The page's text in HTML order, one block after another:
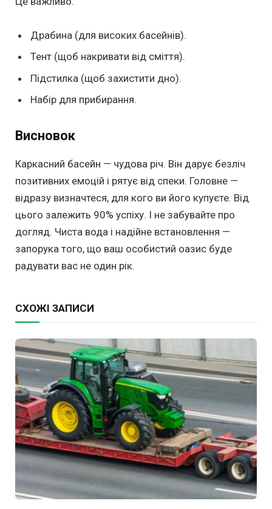
Драбина (для високих басейнів).
Тент (щоб накривати від сміття).
Підстилка (щоб захистити дно).
Набір для прибирання.
Висновок
Каркасний басейн — чудова річ. Він дарує безліч
позитивних емоцій і рятує від спеки. Головне —
відразу визначтеся, для кого ви його купуєте. Від
цього залежить 90% успіху. І не забувайте про
догляд. Чиста вода і надійне встановлення —
запорука того, що ваш особистий оазис буде
радувати вас не один рік.
СХОЖІ ЗАПИСИ